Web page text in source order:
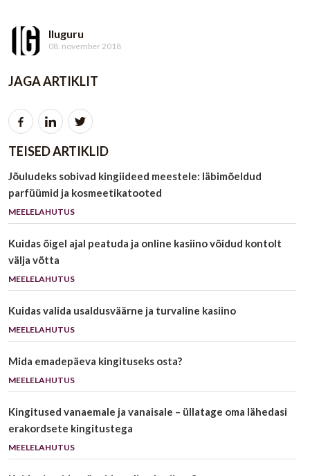
Iluguru
08. november 2018
JAGA ARTIKLIT
TEISED ARTIKLID
Jõuludeks sobivad kingiideed meestele: läbimõeldud
parfüümid ja kosmeetikatooted
MEELELAHUTUS
Kuidas õigel ajal peatuda ja online kasiino võidud kontolt
välja võtta
MEELELAHUTUS
Kuidas valida usaldusväärne ja turvaline kasiino
MEELELAHUTUS
Mida emadepäeva kingituseks osta?
MEELELAHUTUS
Kingitused vanaemale ja vanaisale – üllatage oma lähedasi
erakordsete kingitustega
MEELELAHUTUS